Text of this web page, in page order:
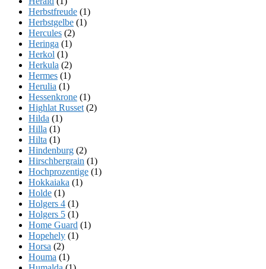
Herbstfreude (1)
Herbstgelbe (1)
Hercules (2)
Heringa (1)
Herkol (1)
Herkula (2)
Hermes (1)
Herulia (1)
Hessenkrone (1)
Highlat Russet (2)
Hilda (1)
Hilla (1)
Hilta (1)
Hindenburg (2)
Hirschbergrain (1)
Hochprozentige (1)
Hokkaiaka (1)
Holde (1)
Holgers 4 (1)
Holgers 5 (1)
Home Guard (1)
Hopehely (1)
Horsa (2)
Houma (1)